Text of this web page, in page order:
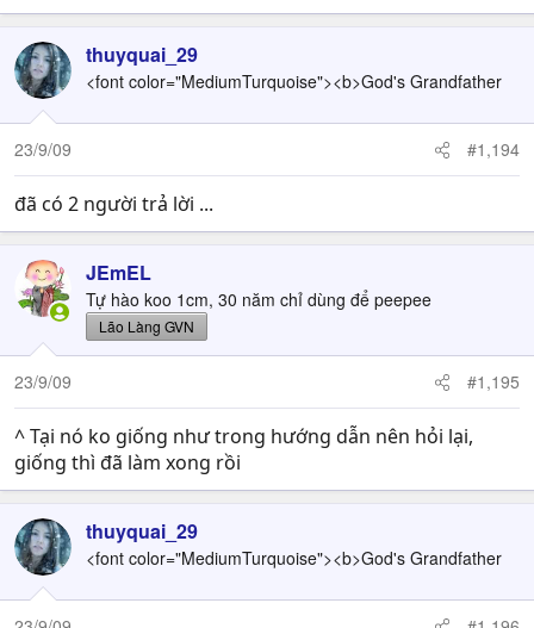
thuyquai_29
<font color="MediumTurquoise"><b>God's Grandfather
23/9/09 #1,194
đã có 2 người trả lời ...
JEmEL
Tự hào koo 1cm, 30 năm chỉ dùng để peepee
Lão Làng GVN
23/9/09 #1,195
^ Tại nó ko giống như trong hướng dẫn nên hỏi lại,
giống thì đã làm xong rồi
thuyquai_29
<font color="MediumTurquoise"><b>God's Grandfather